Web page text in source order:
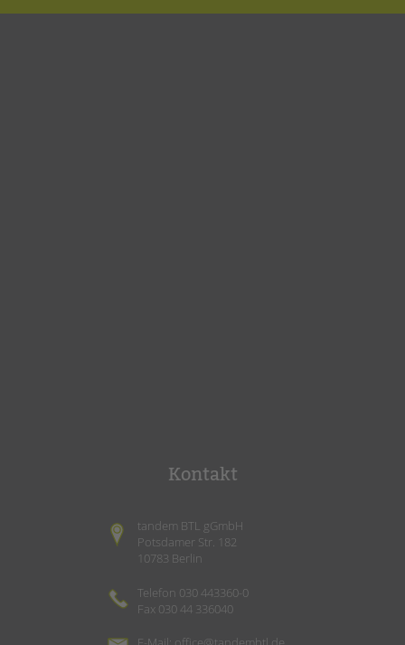
Kontakt
tandem BTL gGmbH
Potsdamer Str. 182
10783 Berlin
Telefon 030 443360-0
Fax 030 44 336040